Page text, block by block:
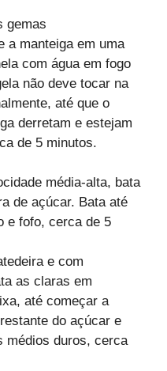
gemas
a manteiga em uma
com água em fogo
não deve tocar na
até que o
derretam e estejam
de 5 minutos.
média-alta, bata
de açúcar. Bata até
e fofo, cerca de 5
e com
as claras em
até começar a
do açúcar e
médios duros, cerca